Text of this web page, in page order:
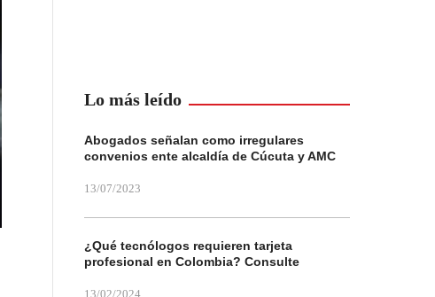
Lo más leído
Abogados señalan como irregulares
convenios ente alcaldía de Cúcuta y AMC
13/07/2023
¿Qué tecnólogos requieren tarjeta
profesional en Colombia? Consulte
13/02/2024